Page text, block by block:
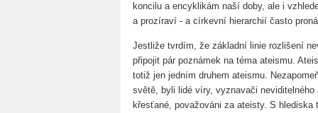
koncilu a encyklikám naší doby, ale i
a prozíraví - a církevní hierarchií často
Jestliže tvrdím, že základní linie rozlišení
připojit pár poznámek na téma ateismu.
totiž jen jedním druhem ateismu.
světě, byli lidé víry, vyznavači neviditelného
křesťané, považováni za ateisty. S